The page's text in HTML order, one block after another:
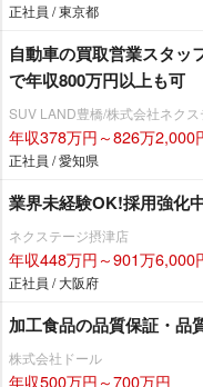
正社員 / 東京都
自動車の買取営業スタッ
で年収800万円以上も可
SUV LAND豊橋/株式会社ネクス
年収378万円～826万2,000
正社員 / 愛知県
業界未経験OK!採用強化
ネクステージ摂津店
年収448万円～901万6,000
正社員 / 大阪府
加工食品の品質保証・品
株式会社ドール
年収500万円～700万円